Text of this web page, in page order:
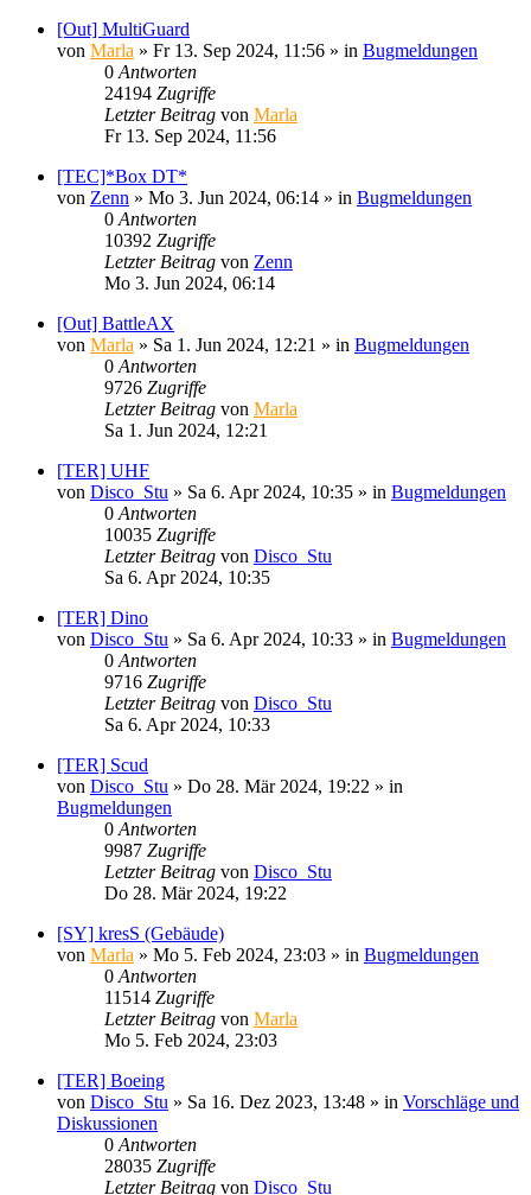
[Out] MultiGuard
von Marla » Fr 13. Sep 2024, 11:56 » in Bugmeldungen
0 Antworten
24194 Zugriffe
Letzter Beitrag von Marla
Fr 13. Sep 2024, 11:56
[TEC]*Box DT*
von Zenn » Mo 3. Jun 2024, 06:14 » in Bugmeldungen
0 Antworten
10392 Zugriffe
Letzter Beitrag von Zenn
Mo 3. Jun 2024, 06:14
[Out] BattleAX
von Marla » Sa 1. Jun 2024, 12:21 » in Bugmeldungen
0 Antworten
9726 Zugriffe
Letzter Beitrag von Marla
Sa 1. Jun 2024, 12:21
[TER] UHF
von Disco_Stu » Sa 6. Apr 2024, 10:35 » in Bugmeldungen
0 Antworten
10035 Zugriffe
Letzter Beitrag von Disco_Stu
Sa 6. Apr 2024, 10:35
[TER] Dino
von Disco_Stu » Sa 6. Apr 2024, 10:33 » in Bugmeldungen
0 Antworten
9716 Zugriffe
Letzter Beitrag von Disco_Stu
Sa 6. Apr 2024, 10:33
[TER] Scud
von Disco_Stu » Do 28. Mär 2024, 19:22 » in
Bugmeldungen
0 Antworten
9987 Zugriffe
Letzter Beitrag von Disco_Stu
Do 28. Mär 2024, 19:22
[SY] kresS (Gebäude)
von Marla » Mo 5. Feb 2024, 23:03 » in Bugmeldungen
0 Antworten
11514 Zugriffe
Letzter Beitrag von Marla
Mo 5. Feb 2024, 23:03
[TER] Boeing
von Disco_Stu » Sa 16. Dez 2023, 13:48 » in Vorschläge und
Diskussionen
0 Antworten
28035 Zugriffe
Letzter Beitrag von Disco_Stu